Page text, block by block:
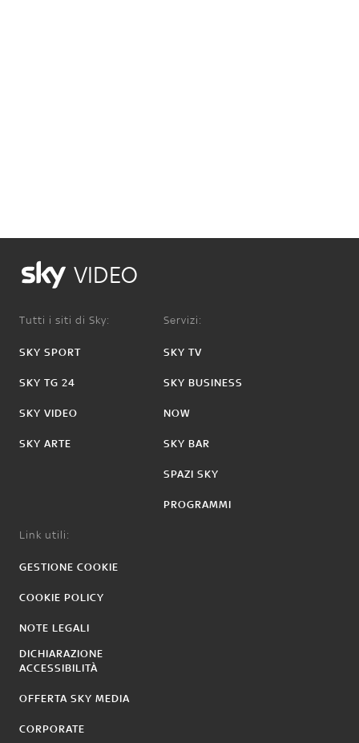
VIDEO
Tutti i siti di Sky:
SKY SPORT
SKY TG 24
SKY VIDEO
SKY ARTE
Servizi:
SKY TV
SKY BUSINESS
NOW
SKY BAR
SPAZI SKY
PROGRAMMI
Link utili:
GESTIONE COOKIE
COOKIE POLICY
NOTE LEGALI
DICHIARAZIONE
ACCESSIBILITÀ
OFFERTA SKY MEDIA
CORPORATE